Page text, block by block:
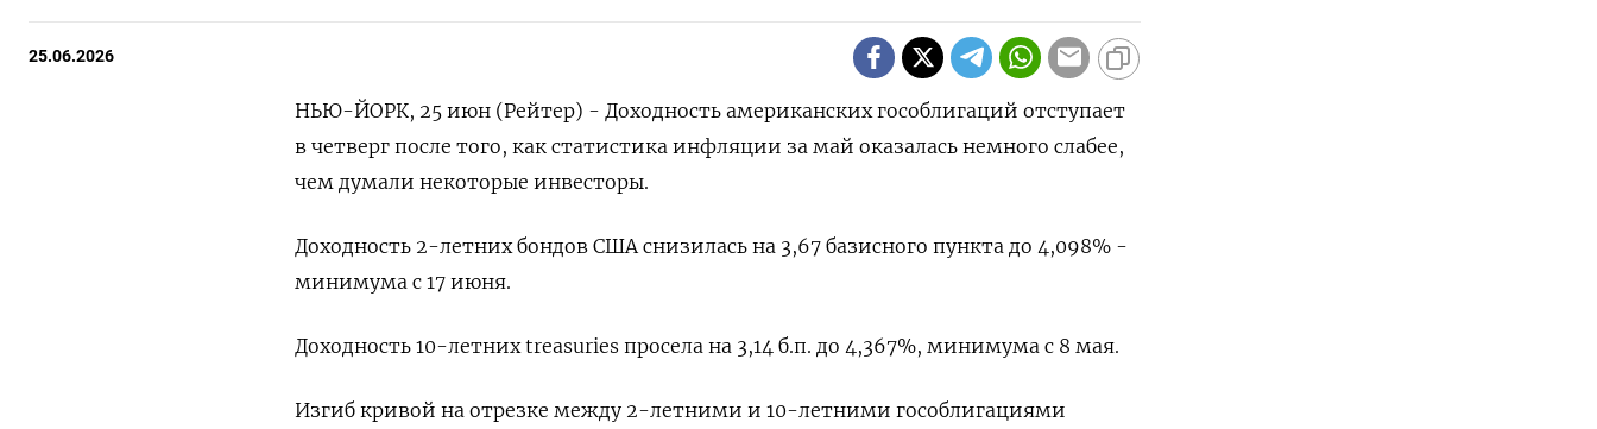
25.06.2026
НЬЮ-ЙОРК, 25 июн (Рейтер) - Доходность американских гособлигаций отступает
‌в четверг после того, как ​статистика инфляции ​за май ​оказалась ⁠немного ‌слабее,
чем думали ‌некоторые инвесторы.
Доходность 2-летних бондов ​США снизилась ‌на 3,67 базисного ​пункта до 4,098% -
‌минимума с 17 июня.
Доходность 10-летних ​treasuries ​просела ‌на 3,14 б.п. до ​4,367%, минимума с 8 мая.
Изгиб кривой на отрезке между 2-летними ​и ⁠10-летними гособлигациями